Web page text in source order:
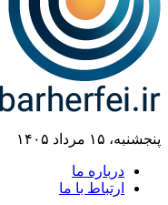
پنجشنبه، ۱۵ مرداد ۱۴۰۵
درباره ما
ارتباط با ما